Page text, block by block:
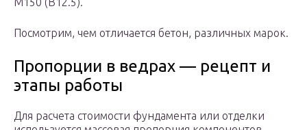
Посмотрим, чем отличается бетон, различных марок.
Пропорции в ведрах — рецепт и
этапы работы
Для расчета стоимости фундамента или отделки